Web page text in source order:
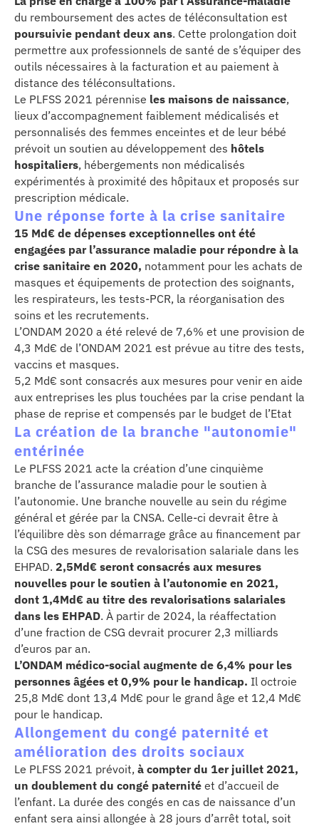
du remboursement des actes de téléconsultation est
poursuivie pendant deux ans. Cette prolongation doit
permettre aux professionnels de santé de s’équiper des
outils nécessaires à la facturation et au paiement à
distance des téléconsultations.
Le PLFSS 2021 pérennise les maisons de naissance,
lieux d’accompagnement faiblement médicalisés et
personnalisés des femmes enceintes et de leur bébé
prévoit un soutien au développement des hôtels
hospitaliers, hébergements non médicalisés
expérimentés à proximité des hôpitaux et proposés sur
prescription médicale.
Une réponse forte à la crise sanitaire
15 Md€ de dépenses exceptionnelles ont été
engagées par l’assurance maladie pour répondre à la
crise sanitaire en 2020, notamment pour les achats de
masques et équipements de protection des soignants,
les respirateurs, les tests-PCR, la réorganisation des
soins et les recrutements.
L’ONDAM 2020 a été relevé de 7,6% et une provision de
4,3 Md€ de l’ONDAM 2021 est prévue au titre des tests,
vaccins et masques.
5,2 Md€ sont consacrés aux mesures pour venir en aide
aux entreprises les plus touchées par la crise pendant la
phase de reprise et compensés par le budget de l’Etat
La création de la branche "autonomie"
entérinée
Le PLFSS 2021 acte la création d’une cinquième
branche de l’assurance maladie pour le soutien à
l’autonomie. Une branche nouvelle au sein du régime
général et gérée par la CNSA. Celle-ci devrait être à
l’équilibre dès son démarrage grâce au financement par
la CSG des mesures de revalorisation salariale dans les
EHPAD. 2,5Md€ seront consacrés aux mesures
nouvelles pour le soutien à l’autonomie en 2021,
dont 1,4Md€ au titre des revalorisations salariales
dans les EHPAD. À partir de 2024, la réaffectation
d’une fraction de CSG devrait procurer 2,3 milliards
d’euros par an.
L’ONDAM médico-social augmente de 6,4% pour les
personnes âgées et 0,9% pour le handicap. Il octroie
25,8 Md€ dont 13,4 Md€ pour le grand âge et 12,4 Md€
pour le handicap.
Allongement du congé paternité et
amélioration des droits sociaux
Le PLFSS 2021 prévoit, à compter du 1er juillet 2021,
un doublement du congé paternité et d’accueil de
l’enfant. La durée des congés en cas de naissance d’un
enfant sera ainsi allongée à 28 jours d’arrêt total, soit